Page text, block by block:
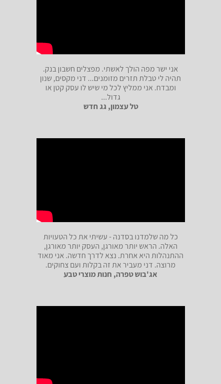
אני ישר מפה הולך לאשתי. מפצלים חשבון בנק.
תהיה לי טבלת תזרים מזומנים... דני מקסים, שנון
ומבדח. אני ממליץ לכל מי שיש לו עסק קטן או
גדול...
טל עצמון, גג חדש
כל מה שלמדנו בסדנה - עשיתי את כל הטעויות
האלה. הראש יותר מאורגן, העסק יותר מאורגן,
ההתנהלות היא אחרת. נצא לדרך חדשה. אני מאוד
מרוצה. דני מעביר את זה בקלות ועם צחוקים.
אג'בוש טפרה, חנות מוצרי טבע